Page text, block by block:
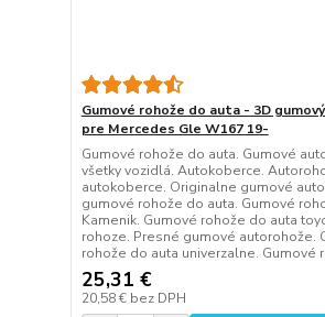
Gumové rohože do auta - 3D
pre Mercedes Gle W167 19-
Gumové rohože do auta. Gumové
všetky vozidlá. Autokoberce.
autokoberce. Originalne gumové
gumové rohože do auta. Gumové
Kamenik. Gumové rohože do auta
rohoze. Presné gumové autorohože.
rohože do auta univerzalne. Gumové
25,31 €
20,58 € bez DPH